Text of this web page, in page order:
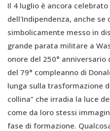
Il 4 luglio è ancora
dell'Indipendenza, anche se
simbolicamente messo in
grande parata militare a
onore del 250°
del 79° compleanno di
lunga sulla trasformazione
collina” che irradia la luce
come da loro stessi
fase di formazione.